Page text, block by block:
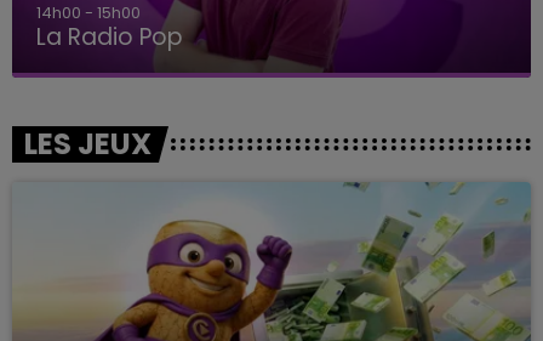
14h00 - 15h00
La Radio Pop
LES JEUX